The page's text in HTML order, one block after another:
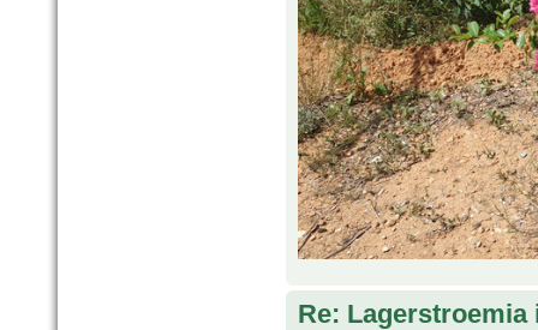
Re: